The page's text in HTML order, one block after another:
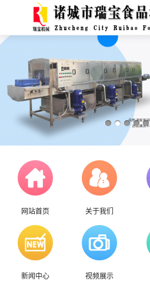
网站首页 关于我们
新闻中心 视频展示